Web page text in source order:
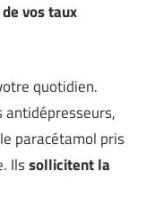
vos taux
quotidien.
paracétamol pris
Ilssollicitent la